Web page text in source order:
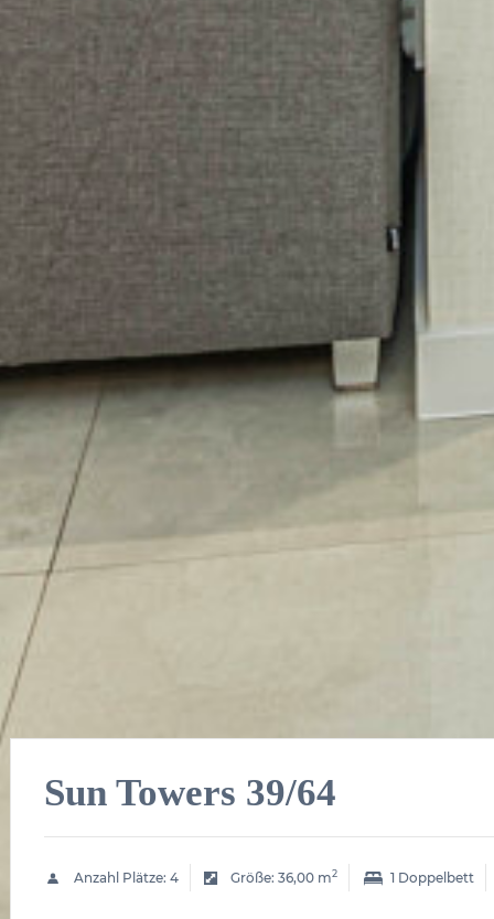
Sun Towers 39/64
Anzahl Plätze: 4 Größe:36,00 m2 1 Doppelbett